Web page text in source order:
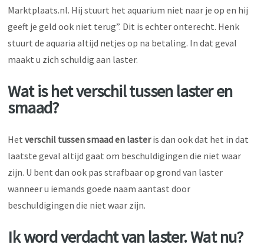
Marktplaats.nl. Hij stuurt het aquarium niet naar je op en hij
geeft je geld ook niet terug”. Dit is echter onterecht. Henk
stuurt de aquaria altijd netjes op na betaling. In dat geval
maakt u zich schuldig aan laster.
Wat is het verschil tussen laster en
smaad?
Hetverschil tussen smaad en lasteris dan ook dat het in dat
laatste geval altijd gaat om beschuldigingen die niet waar
zijn. U bent dan ook pas strafbaar op grond van laster
wanneer u iemands goede naam aantast door
beschuldigingen die niet waar zijn.
Ik word verdacht van laster. Wat nu?